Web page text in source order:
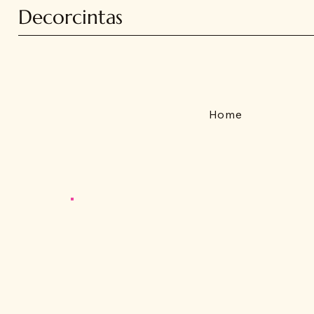
Decorcintas
Home